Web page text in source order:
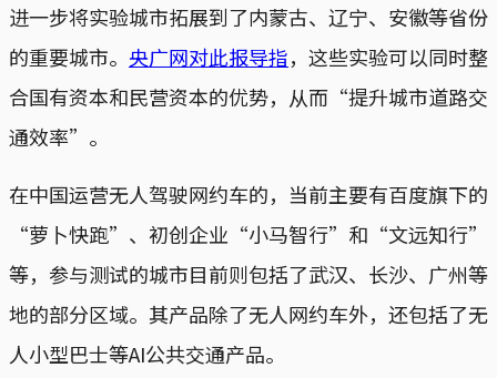
进一步将实验城市拓展到了内蒙古、辽宁、安徽等省份
的重要城市。 央广网对此报导指，这些实验可以同时整
合国有资本和民营资本的优势，从而“提升城市道路交
通效率”。
在中国运营无人驾驶网约车的，当前主要有百度旗下的
“萝卜快跑”、初创企业“小马智行”和“文远知行”
等，参与测试的城市目前则包括了武汉、长沙、广州等
地的部分区域。其产品除了无人网约车外，还包括了无
人小型巴士等AI公共交通产品。